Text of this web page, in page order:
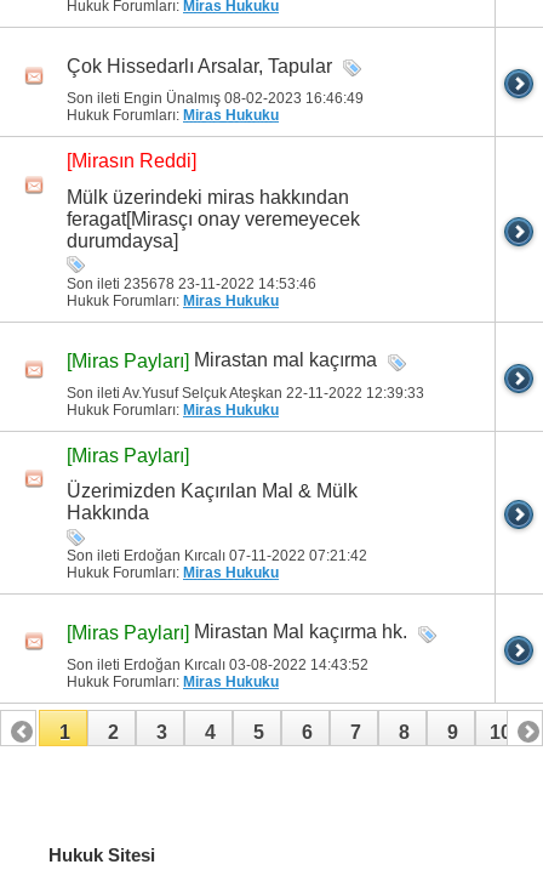
Hukuk Forumları: Miras Hukuku
Çok Hissedarlı Arsalar, Tapular
Son ileti Engin Ünalmış 08-02-2023 16:46:49
Hukuk Forumları: Miras Hukuku
[Mirasın Reddi]
Mülk üzerindeki miras hakkından
feragat[Mirasçı onay veremeyecek
durumdaysa]
Son ileti 235678 23-11-2022 14:53:46
Hukuk Forumları: Miras Hukuku
[Miras Payları] Mirastan mal kaçırma
Son ileti Av.Yusuf Selçuk Ateşkan 22-11-2022 12:39:33
Hukuk Forumları: Miras Hukuku
[Miras Payları]
Üzerimizden Kaçırılan Mal & Mülk
Hakkında
Son ileti Erdoğan Kırcalı 07-11-2022 07:21:42
Hukuk Forumları: Miras Hukuku
[Miras Payları] Mirastan Mal kaçırma hk.
Son ileti Erdoğan Kırcalı 03-08-2022 14:43:52
Hukuk Forumları: Miras Hukuku
1 2 3 4 5 6 7 8 9 10
Hukuk Sitesi